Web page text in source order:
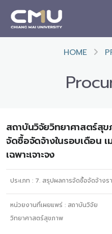
HOME
สถาบันวิจัยวิทยาศาสตร์สุ
จัดซื้อจัดจ้างในรอบเดือน
เฉพาะเจาะจง
ประเภท : 7. สรุปผลการจัดซื้อจัดจ้างร
หน่วยงานที่เผยแพร่ : สถาบันวิจัย
วิทยาศาสตร์สุขภาพ